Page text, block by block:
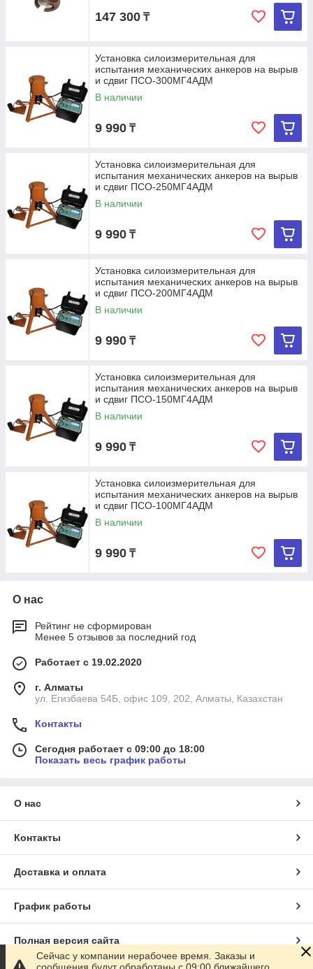
147 300 ₸
Установка силоизмерительная для
испытания механических анкеров на вырыв
и сдвиг ПСО-300МГ4АДМ
В наличии
9 990 ₸
Установка силоизмерительная для
испытания механических анкеров на вырыв
и сдвиг ПСО-250МГ4АДМ
В наличии
9 990 ₸
Установка силоизмерительная для
испытания механических анкеров на вырыв
и сдвиг ПСО-200МГ4АДМ
В наличии
9 990 ₸
Установка силоизмерительная для
испытания механических анкеров на вырыв
и сдвиг ПСО-150МГ4АДМ
В наличии
9 990 ₸
Установка силоизмерительная для
испытания механических анкеров на вырыв
и сдвиг ПСО-100МГ4АДМ
В наличии
9 990 ₸
О нас
Рейтинг не сформирован
Менее 5 отзывов за последний год
Работает с 19.02.2020
г. Алматы
ул. Егизбаева 54Б, офис 109, 202, Алматы, Казахстан
Контакты
Сегодня работает с 09:00 до 18:00
Показать весь график работы
О нас
Контакты
Доставка и оплата
График работы
Полная версия сайта
Сейчас у компании нерабочее время. Заказы и